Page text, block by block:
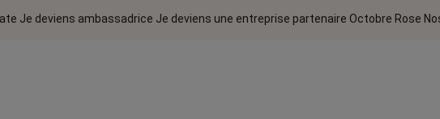
Je deviens ambassadrice Je deviens une entreprise partenaire Octobre Rose